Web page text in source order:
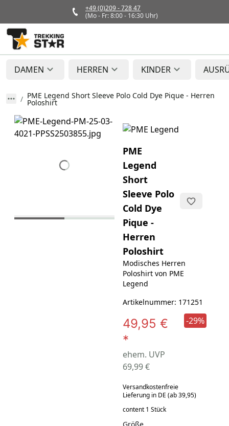
+49 (0)209 - 728 47
(Mo - Fr: 8:00 - 16:30 Uhr)
DAMEN HERREN KINDER
PME Legend Short Sleeve Polo Cold Dye Pique - Herren
Poloshirt
PME
Legend
Short
Sleeve Polo
Cold Dye
Pique -
Herren
Poloshirt
Modisches Herren
Poloshirt von PME
Legend
Artikelnummer: 171251
49,95 €
*
ehem. UVP
69,99 €
-29%
Versandkostenfreie
Lieferung in DE (ab 39,95)
content 1 Stück